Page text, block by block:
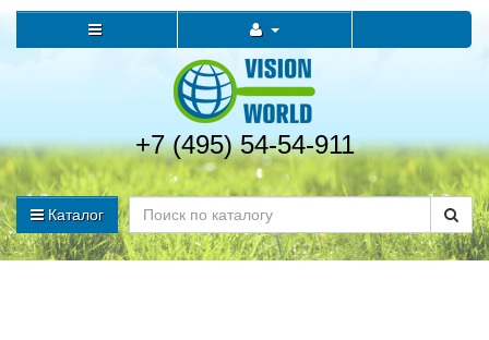
+7 (495) 54-54-911
Каталог